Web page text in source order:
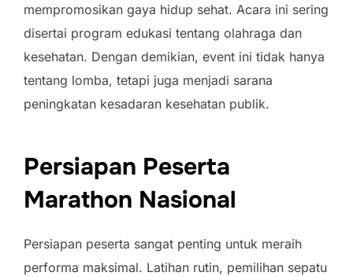
mempromosikan gaya hidup sehat. Acara ini sering
disertai program edukasi tentang olahraga dan
kesehatan. Dengan demikian, event ini tidak hanya
tentang lomba, tetapi juga menjadi sarana
peningkatan kesadaran kesehatan publik.
Persiapan Peserta
Marathon Nasional
Persiapan peserta sangat penting untuk meraih
performa maksimal. Latihan rutin, pemilihan sepatu